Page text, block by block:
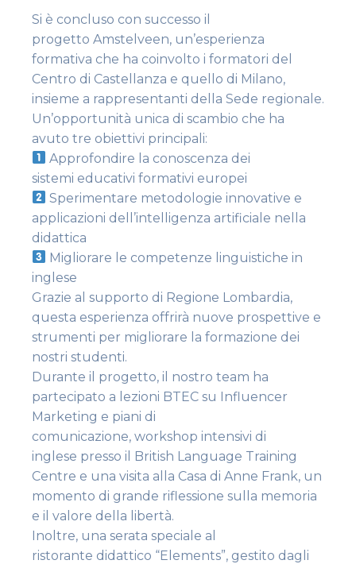
Si è concluso con successo il
progetto Amstelveen, un’esperienza
formativa che ha coinvolto i formatori del
Centro di Castellanza e quello di Milano,
insieme a rappresentanti della Sede regionale.
Un’opportunità unica di scambio che ha
avuto tre obiettivi principali:
Approfondire la conoscenza dei
sistemi educativi formativi europei
Sperimentare metodologie innovative e
applicazioni dell’intelligenza artificiale nella
didattica
Migliorare le competenze linguistiche in
inglese
Grazie al supporto di Regione Lombardia,
questa esperienza offrirà nuove prospettive e
strumenti per migliorare la formazione dei
nostri studenti.
Durante il progetto, il nostro team ha
partecipato a lezioni BTEC su Influencer
Marketing e piani di
comunicazione, workshop intensivi di
inglese presso il British Language Training
Centre e una visita alla Casa di Anne Frank, un
momento di grande riflessione sulla memoria
e il valore della libertà.
Inoltre, una serata speciale al
ristorante didattico “Elements”, gestito dagli